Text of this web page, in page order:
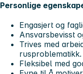
Personlige
Engasjert og
Ansvarsbevisst
Trives med
rusproblematikk.
Fleksibel med